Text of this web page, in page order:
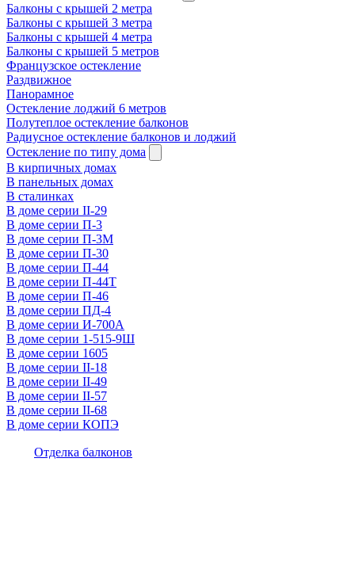
Балконы с крышей 2 метра
Балконы с крышей 3 метра
Балконы с крышей 4 метра
Балконы с крышей 5 метров
Французское остекление
Раздвижное
Панорамное
Остекление лоджий 6 метров
Полутеплое остекление балконов
Радиусное остекление балконов и лоджий
Остекление по типу дома
В кирпичных домах
В панельных домах
В сталинках
В доме серии II-29
В доме серии П-3
В доме серии П-3М
В доме серии П-30
В доме серии П-44
В доме серии П-44Т
В доме серии П-46
В доме серии ПД-4
В доме серии И-700А
В доме серии 1-515-9Ш
В доме серии 1605
В доме серии II-18
В доме серии II-49
В доме серии II-57
В доме серии II-68
В доме серии КОПЭ
Отделка балконов